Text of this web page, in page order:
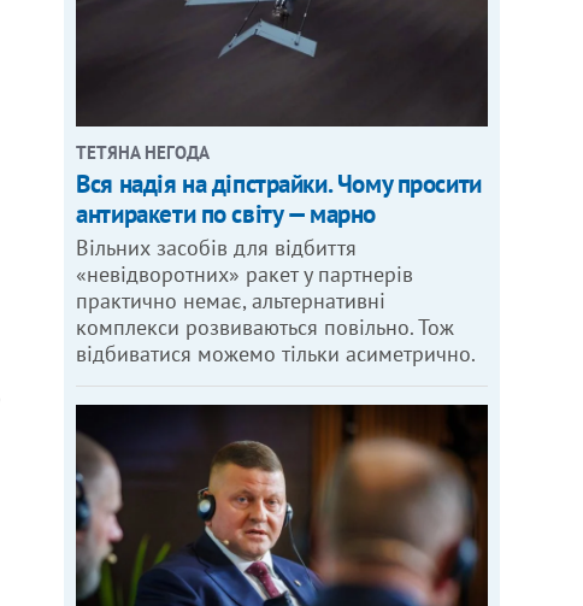
ТЕТЯНА НЕГОДА
Вся надія на діпстрайки. Чому просити
антиракети по світу — марно
Вільних засобів для відбиття
«невідворотних» ракет у партнерів
практично немає, альтернативні
комплекси розвиваються повільно. Тож
відбиватися можемо тільки асиметрично.